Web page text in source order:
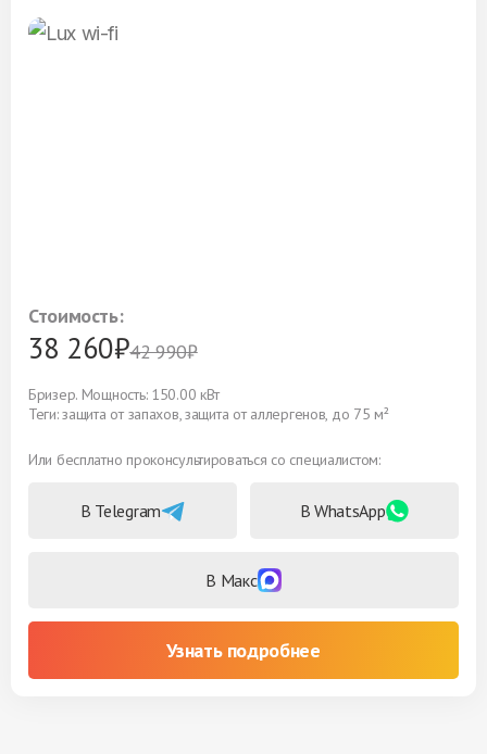
Стоимость:
38 260₽42 990₽
Бризер. Мощность: 150.00 кВт
Теги: защита от запахов, защита от аллергенов, до 75 м²
Или бесплатно проконсультироваться со специалистом:
В Telegram В WhatsApp
В Макс
Узнать подробнее